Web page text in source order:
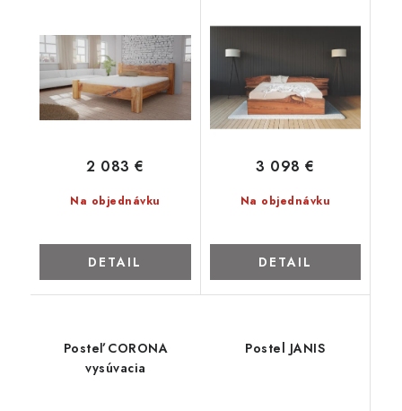
Na objednávku
2 083 €
DETAIL
Na objednávku
3 098 €
DETAIL
Posteľ CORONA
vysúvacia
Postel JANIS